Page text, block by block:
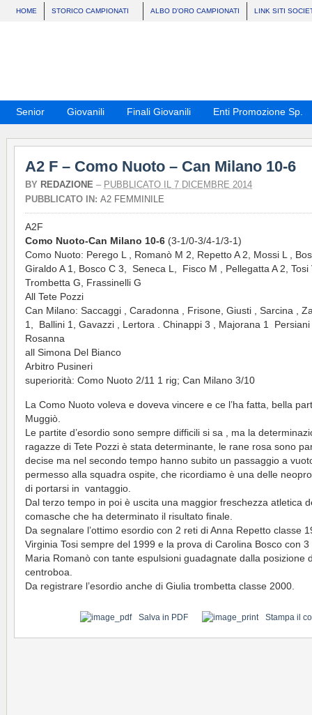
HOME STORICO CAMPIONATI ALBO D’ORO CAMPIONATI LINK SITI
Senior Giovanili Finali Giovanili Enti Promozione Sp.
A2 F – Como Nuoto – Can Milano 10-6
BY REDAZIONE – PUBBLICATO IL 7 DICEMBRE 2014
PUBBLICATO IN: A2 FEMMINILE
A2F
Como Nuoto-Can Milano 10-6 (3-1/0-3/4-1/3-1)
Como Nuoto: Perego L , Romanò M 2, Repetto A 2, Mossi L ,
Giraldo A 1, Bosco C 3, Seneca L, Fisco M , Pellegatta A 2, Tosi
Trombetta G, Frassinelli G
All Tete Pozzi
Can Milano: Saccaggi , Caradonna , Frisone, Giusti , Sarcina ,
1, Ballini 1, Gavazzi , Lertora . Chinappi 3 , Majorana 1 Persiani
Rosanna
all Simona Del Bianco
Arbitro Pusineri
superiorità: Como Nuoto 2/11 1 rig; Can Milano 3/10
La Como Nuoto voleva e doveva vincere e ce l’ha fatta, bella
Muggiò.
Le partite d’esordio sono sempre difficili si sa , ma la
ragazze di Tete Pozzi è stata determinante, le rane rosa sono
decise ma nel secondo tempo hanno subito un passaggio a
permesso alla squadra ospite, che ricordiamo è una delle
di portarsi in vantaggio.
Dal terzo tempo in poi è uscita una maggior freschezza atletica
comasche che ha determinato il risultato finale.
Da segnalare l’ottimo esordio con 2 reti di Anna Repetto classe
Virginia Tosi sempre del 1999 e la prova di Carolina Bosco con 3
Maria Romanò con tante espulsioni guadagnate dalla posizione
centroboa.
Da registrare l’esordio anche di Giulia trombetta classe 2000.
Salva in PDF Stampa il